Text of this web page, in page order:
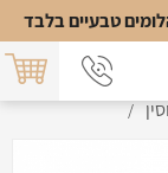
טבעיים בלבד
/